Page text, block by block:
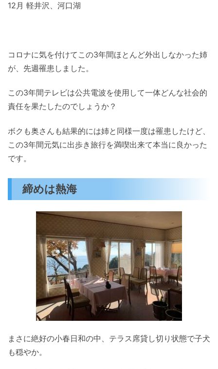
12月 軽井沢、河口湖
コロナに気を付けてこの3年間ほとんど外出しなかった姉
が、先週罹患しました。
この3年間テレビは公共電波を使用して一体どんな社会的
責任を果たしたのでしょうか？
ボクも奥さんも結果的には姉と同様一度は罹患したけど、
この3年間元気に出歩き旅行を満喫出来て本当に良かった
です。
締めは熱海
まさに絶好の小春日和の中、テラス席貸し切り状態で子犬
も穏やか。